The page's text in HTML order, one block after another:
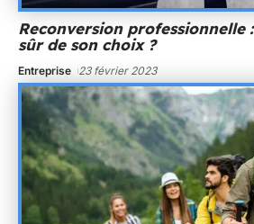
Reconversion professionnelle
sûr de son choix ?
Entreprise 23 février 2023